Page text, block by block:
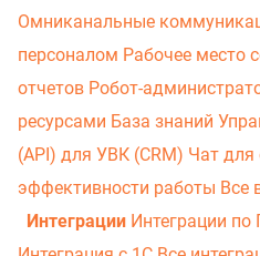
Омниканальные
персоналом Рабочее место
отчетов Робот-
ресурсами База знаний
(API) для УВК (CRM) Чат для
эффективности работы Все
Интеграции Интеграции по